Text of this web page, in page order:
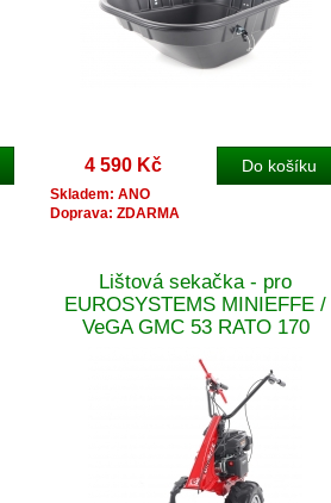
4 590 Kč
Skladem: ANO
Doprava: ZDARMA
Lištová sekačka - pro
EUROSYSTEMS MINIEFFE /
VeGA GMC 53 RATO 170